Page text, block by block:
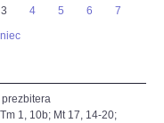
3 4 5 6
7
1, 10b; Mt 17, 14-20;